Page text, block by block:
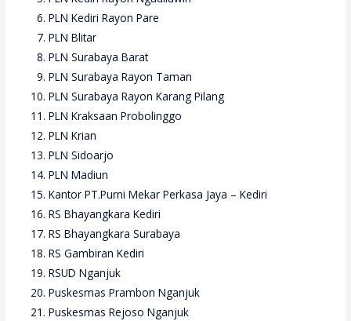
PLN Kediri Rayon Pare
PLN Blitar
PLN Surabaya Barat
PLN Surabaya Rayon Taman
PLN Surabaya Rayon Karang Pilang
PLN Kraksaan Probolinggo
PLN Krian
PLN Sidoarjo
PLN Madiun
Kantor PT.Purni Mekar Perkasa Jaya – Kediri
RS Bhayangkara Kediri
RS Bhayangkara Surabaya
RS Gambiran Kediri
RSUD Nganjuk
Puskesmas Prambon Nganjuk
Puskesmas Rejoso Nganjuk